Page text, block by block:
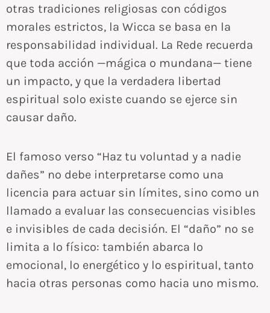
otras tradiciones religiosas con códigos
morales estrictos, la Wicca se basa en la
responsabilidad individual. La Rede recuerda
que toda acción —mágica o mundana— tiene
un impacto, y que la verdadera libertad
espiritual solo existe cuando se ejerce sin
causar daño.
El famoso verso “Haz tu voluntad y a nadie
dañes” no debe interpretarse como una
licencia para actuar sin límites, sino como un
llamado a evaluar las consecuencias visibles
e invisibles de cada decisión. El “daño” no se
limita a lo físico: también abarca lo
emocional, lo energético y lo espiritual, tanto
hacia otras personas como hacia uno mismo.